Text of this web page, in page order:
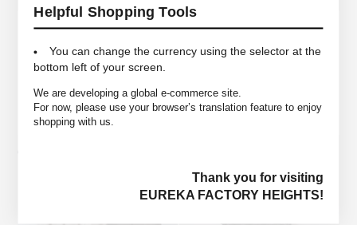
Helpful Shopping Tools
You can change the currency using the selector at the
bottom left of your screen.
We are developing a global e-commerce site.
For now, please use your browser’s translation feature to enjoy
shopping with us.
Thank you for visiting
EUREKA FACTORY HEIGHTS!
YOU MAY ALSO LIKE